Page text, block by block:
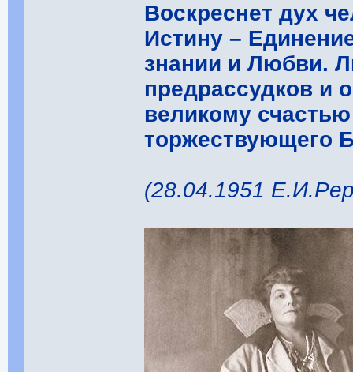
Воскреснет дух
Истину –
знании и Любви.
предрассудков и
великому
торжествующего
(28.04.1951